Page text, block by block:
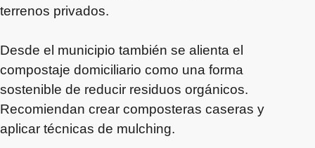
terrenos privados.
Desde el municipio también se alienta el
compostaje domiciliario como una forma
sostenible de reducir residuos orgánicos.
Recomiendan crear composteras caseras y
aplicar técnicas de mulching.